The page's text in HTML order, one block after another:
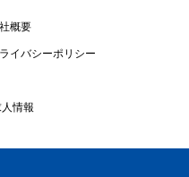
概要
イバシーポリシー
情報